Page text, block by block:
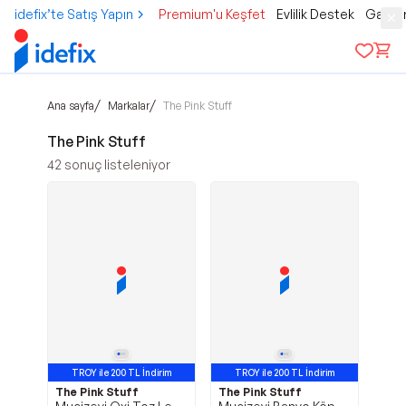
idefix’te Satış Yapın Premium'u Keşfet Evlilik Destek
Ana sayfa/ Markalar/ The Pink Stuff
The Pink Stuff
42 sonuç listeleniyor
TROY ile 200 TL İndirim
The Pink Stuff
TROY ile 200 TL İndirim
The Pink Stuff